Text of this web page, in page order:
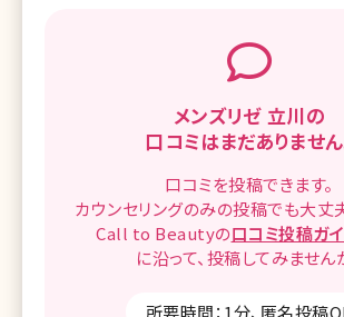
メンズリゼ 立川の
口コミはまだありません
口コミを投稿できます。
カウンセリングのみの投稿でも大丈
Call to Beautyの口コミ投稿ガ
に沿って、投稿してみません
所要時間：1分、匿名投稿